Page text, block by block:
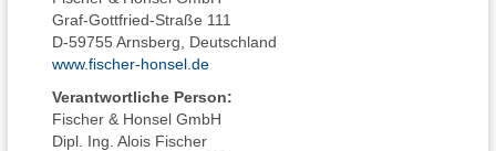
Graf-Gottfried-Straße 111
D-59755 Arnsberg, Deutschland
www.fischer-honsel.de
Verantwortliche Person:
Fischer & Honsel GmbH
Dipl. Ing. Alois Fischer